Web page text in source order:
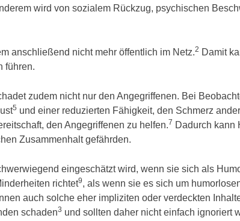
wird von sozialem Rückzug, psychischen
anschließend nicht mehr öffentlich im Netz.2 Damit
führen.
zudem nicht nur den Angegriffenen. Bei
5 und einer reduzierten Fähigkeit, den Schmerz
den Angegriffenen zu helfen.7 Dadurch kann
Zusammenhalt gefährden.
eingeschätzt wird, wenn sie sich als
richtet9, als wenn sie es sich um
auch solche eher impliziten oder verdeckten
schaden3 und sollten daher nicht einfach ignoriert